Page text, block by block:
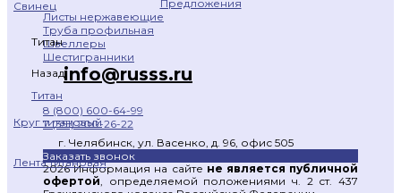
Свинец
Титан
Назад
Титан
Круг титановый
Лента титановая
Предложения
Листы нержавеющие
Труба профильная
Швеллеры
Шестигранники
info@russs.ru
8 (800) 600-64-99
7 (351) 200-26-22
г. Челябинск, ул. Васенко, д. 96, офис 505
Заказать звонок
2026 Информация на сайте не является публичной
офертой , определяемой положениями ч. 2 ст. 437